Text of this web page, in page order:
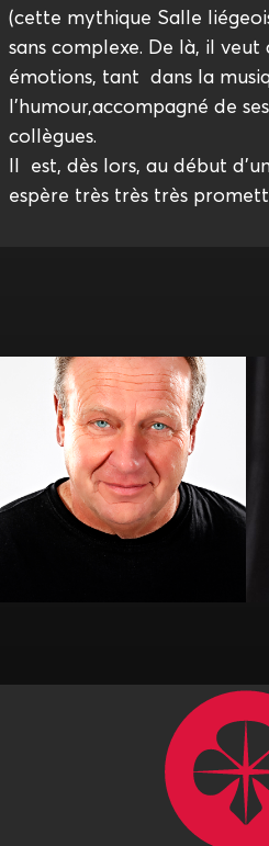
(cette mythique Salle
sans complexe. De là, il
émotions, tant dans la
l’humour,accompagné de
collègues.
Il est, dès lors, au début
espère très très très
Alain Soreil